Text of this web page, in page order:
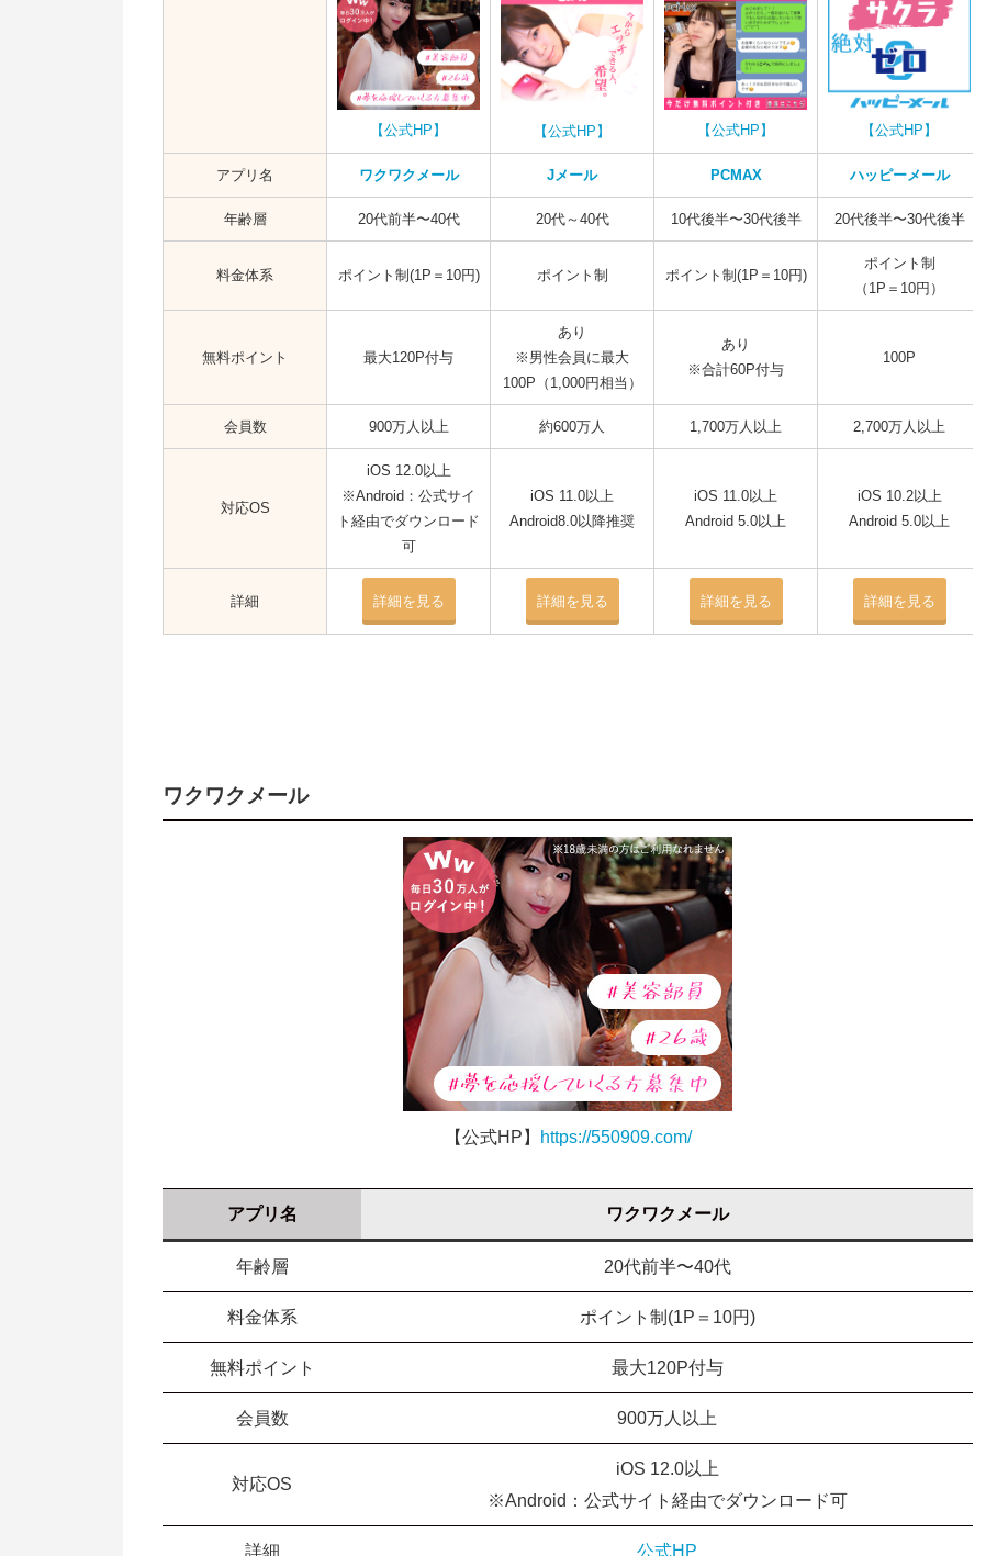
遊び目的で出会い系アプリを使う際のポイント
会員数の多い出会い系アプリを選ぶ
真面目な出会いを目的とした出会い系アプリは使わない
最初から下心をむき出しにしない
出会い系アプリを使って遊び相手を見つけた私の体験談
遊び目的で出会い系アプリに登録している女性の特徴
遊び目的で出会い系アプリを使うなら避けるべき相手3選
20代後半～30代前半の結婚適齢期の人
プロフィールからメンヘラを感じ取れる人
出会い系アプリで遊び相手を見つける3つのコツ
プロフィールをしっかりと埋める
堅すぎずチャラすぎないメッセージを心がける
プロフィール写真にはこだわる
相席屋・クラブで声をかける
出会い系アプリを使って無料で遊び相手を見つけることは可能？
【注意】遊び目的で出会い系アプリを使うなら詐欺や犯罪には気を付けよう
遊び目的の相手を見つけるなら出会い系アプリの利用がおすすめ！
【公式HP】 【公式HP】 【公式HP】 【公式HP】
アプリ名 ワクワクメール Jメール PCMAX ハッピーメール
年齢層 20代前半〜40代 20代～40代 10代後半〜30代後半 20代後半〜30代後半
料金体系 ポイント制(1P＝10円) ポイント制 ポイント制(1P＝10円)
ポイント制
（1P＝10円）
無料ポイント 最大120P付与
あり
※男性会員に最大
100P（1,000円相当）
あり
※合計60P付与
100P
会員数 900万人以上 約600万人 1,700万人以上 2,700万人以上
対応OS
iOS 12.0以上
※Android：公式サイ
ト経由でダウンロード
可
iOS 11.0以上
Android8.0以降推奨
iOS 11.0以上
Android 5.0以上
iOS 10.2以上
Android 5.0以上
詳細 詳細を見る 詳細を見る 詳細を見る 詳細を見る
ワクワクメール
【公式HP】 https://550909.com/
アプリ名 ワクワクメール
年齢層 20代前半〜40代
料金体系 ポイント制(1P＝10円)
無料ポイント 最大120P付与
会員数 900万人以上
対応OS
iOS 12.0以上
※Android：公式サイト経由でダウンロード可
詳細 公式HP